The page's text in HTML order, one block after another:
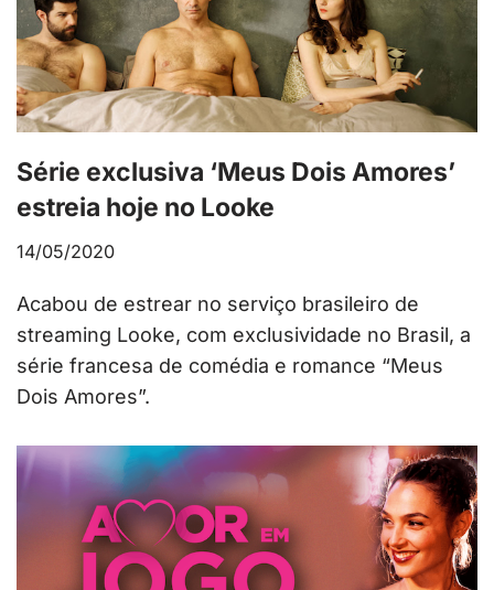
Série exclusiva ‘Meus Dois Amores’
estreia hoje no Looke
14/05/2020
Acabou de estrear no serviço brasileiro de
streaming Looke, com exclusividade no Brasil, a
série francesa de comédia e romance “Meus
Dois Amores”.